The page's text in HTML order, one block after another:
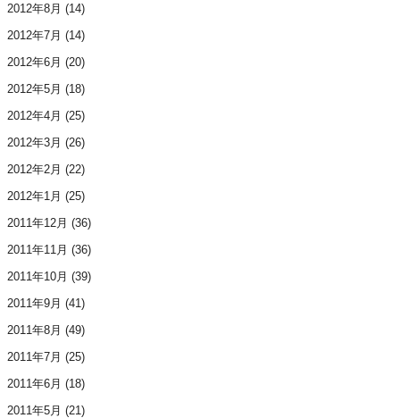
2012年8月 (14)
2012年7月 (14)
2012年6月 (20)
2012年5月 (18)
2012年4月 (25)
2012年3月 (26)
2012年2月 (22)
2012年1月 (25)
2011年12月 (36)
2011年11月 (36)
2011年10月 (39)
2011年9月 (41)
2011年8月 (49)
2011年7月 (25)
2011年6月 (18)
2011年5月 (21)